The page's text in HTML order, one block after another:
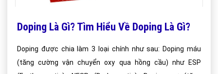
Doping Là Gì? Tìm Hiểu Về Doping Là Gì?
Doping được chia làm 3 loại chính như sau: Doping máu
(tăng cường vận chuyển oxy qua hồng cầu) như ESP